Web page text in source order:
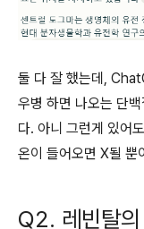
둘 다 잘 했는데,
우병 하면 나오는 단
다. 아니 그런게 있어
온이 들어오면 X될 뿐
Q2. 레빈탈